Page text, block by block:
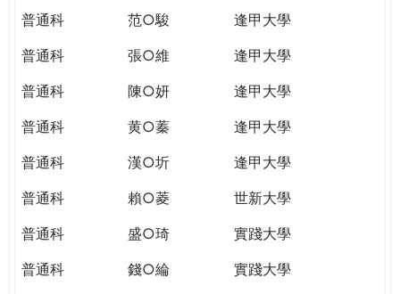
普通科
范○駿
逢甲大學
普通科
張○維
逢甲大學
普通科
陳○妍
逢甲大學
普通科
黄○蓁
逢甲大學
普通科
漢○圻
逢甲大學
普通科
賴○菱
世新大學
普通科
盛○琦
實踐大學
普通科
錢○綸
實踐大學